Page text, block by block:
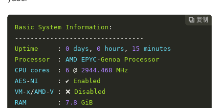
 复制
 复制
 复制
 复制
Basic
System Information :
---------------------------------
Uptime
: 0 days , 0 hours , 15
Processor
: AMD EPYC -Genoa
Processor
CPU cores
: 6 @ 2944.468 MHz
AES -NI : ✔ Enabled
VM- x /AMD -V : ❌ Disabled
RAM
: 7.8 GiB